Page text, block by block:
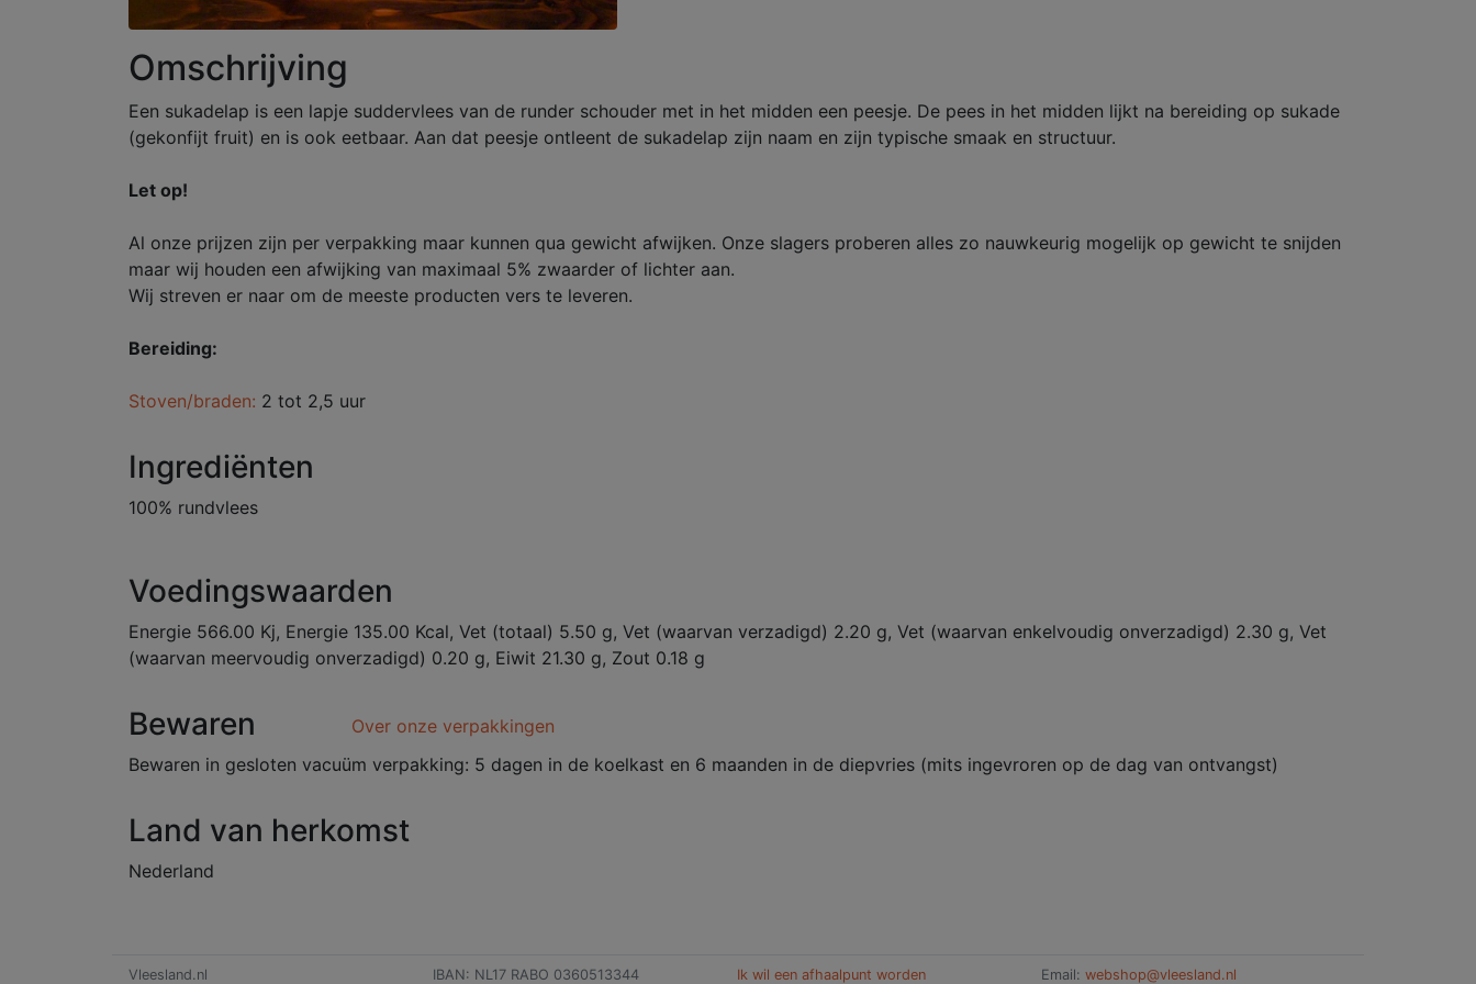
Omschrijving
Een sukadelap is een lapje suddervlees van de runder schouder met in het midden een peesje. De pees in het midden lijkt na bereiding op sukade
(gekonfijt fruit) en is ook eetbaar. Aan dat peesje ontleent de sukadelap zijn naam en zijn typische smaak en structuur.
Let op!
Al onze prijzen zijn per verpakking maar kunnen qua gewicht afwijken. Onze slagers proberen alles zo nauwkeurig mogelijk op gewicht te snijden
maar wij houden een afwijking van maximaal 5% zwaarder of lichter aan.
Wij streven er naar om de meeste producten vers te leveren.
Bereiding:
Stoven/braden: 2 tot 2,5 uur
Ingrediënten
100% rundvlees
Voedingswaarden
Energie 566.00 Kj, Energie 135.00 Kcal, Vet (totaal) 5.50 g, Vet (waarvan verzadigd) 2.20 g, Vet (waarvan enkelvoudig onverzadigd) 2.30 g, Vet
(waarvan meervoudig onverzadigd) 0.20 g, Eiwit 21.30 g, Zout 0.18 g
Bewaren
Over onze verpakkingen
Bewaren in gesloten vacuüm verpakking: 5 dagen in de koelkast en 6 maanden in de diepvries (mits ingevroren op de dag van ontvangst)
Land van herkomst
Nederland
Vleesland.nl IBAN: NL17 RABO 0360513344 Ik wil een afhaalpunt worden Email: webshop@vleesland.nl